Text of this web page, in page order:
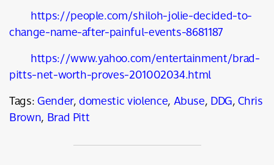
https://people.com/shiloh-jolie-decided-to-
change-name-after-painful-events-8681187
https://www.yahoo.com/entertainment/brad-
pitts-net-worth-proves-201002034.html
Tags:Gender,domestic violence,Abuse,DDG,Chris
Brown, Brad Pitt